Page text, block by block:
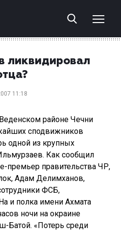
ликвидировал
11:18
районе Чечни
сподвижников
одной из крупных
Как сообщил
премьер правительства ЧР,
Адам Делимханов,
ФСБ,
и полка имени Ахмата
ночи на окраине
Батой. «Потерь среди